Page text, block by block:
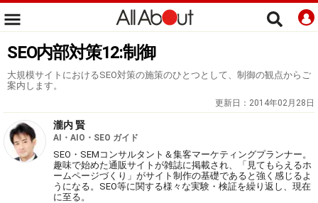
SEO内部対策12:制御
大規模サイトにおけるSEO対策の施策のひとつとして、制御の観点からご
案内します。
更新日： 2014年02月28日
瀧内 賢
AI・AIO・SEO ガイド
SEO・SEMコンサルタント＆集客マーケティングプランナー。
趣味で始めた通販サイトが雑誌に掲載され、「見てもらえるホ
ームページづくり」がサイト制作の基礎であると強く感じるよ
うになる。SEO等に関する様々な実験・検証を繰り返し、現在
に至る。